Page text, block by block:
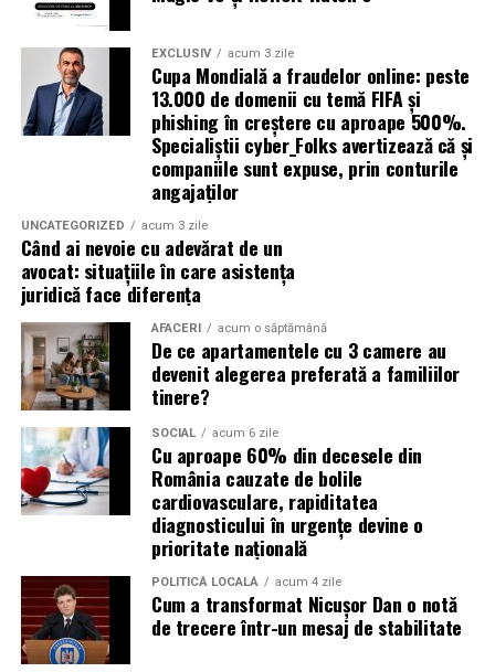
specialiștii atrag atenția că firmele pot fi afectate
inclusiv atunci când nu au nicio legătură directă cu
industria sportului, turismului sau vânzarea de bilete.
Atacurile sunt mai eficiente în contextul
evenimentelor globale
Campaniile de phishing asociate evenimentelor
importante profită de interesul public ridicat, de
presiunea timpului și de teama utilizatorilor că ar putea
pierde o ofertă sau o oportunitate. Mesajele care anunță
ultimele bilete disponibile, acces limitat la o transmisie
sau câștigarea unui premiu pot determina utilizatorii să
reacționeze înainte de a verifica sursa.
Turneul se încheie pe 19 iulie, iar specialiștii anticipează
o intensificare a activității frauduloase în perioada
finalei. Printre cele mai utilizate pretexte se numără
transmisiunile pirat, biletele revândute, pariurile,
tombolele, concursurile și falsele oferte de călătorie.
Pentru a răspunde riscurilor tot mai complexe,
cyber_Folks a lansat la finalul lunii iunie robo_Folks,
primul asistent AI integrat într-un panou de hosting
din România. Acesta poate efectua, la cererea
utilizatorului, un audit al securității site-ului, care
EXCLUSIV acum 3 zile
Cupa Mondială a fraudelor online: peste
13.000 de domenii cu temă FIFA și
phishing în creștere cu aproape 500%.
Specialiștii cyber_Folks avertizează că și
companiile sunt expuse, prin conturile
angajaților
UNCATEGORIZED acum 3 zile
Când ai nevoie cu adevărat de un
avocat: situațiile în care asistența
juridică face diferența
AFACERI acum o săptămână
De ce apartamentele cu 3 camere au
devenit alegerea preferată a familiilor
tinere?
SOCIAL acum 6 zile
Cu aproape 60% din decesele din
România cauzate de bolile
cardiovasculare, rapiditatea
diagnosticului în urgențe devine o
prioritate națională
POLITICĂ LOCALĂ acum 4 zile
Cum a transformat Nicușor Dan o notă
de trecere într-un mesaj de stabilitate